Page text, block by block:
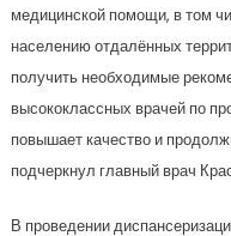
медицинской помощи, в том
населению отдалённых
получить необходимые
высококлассных врачей по
повышает качество и
подчеркнул главный врач
В проведении